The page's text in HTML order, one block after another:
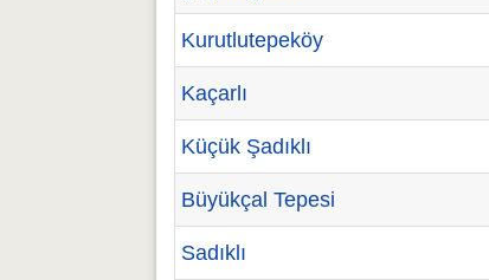
Kurutlutepeköy
Kaçarlı
Küçük Şadıklı
Büyükçal Tepesi
Sadıklı